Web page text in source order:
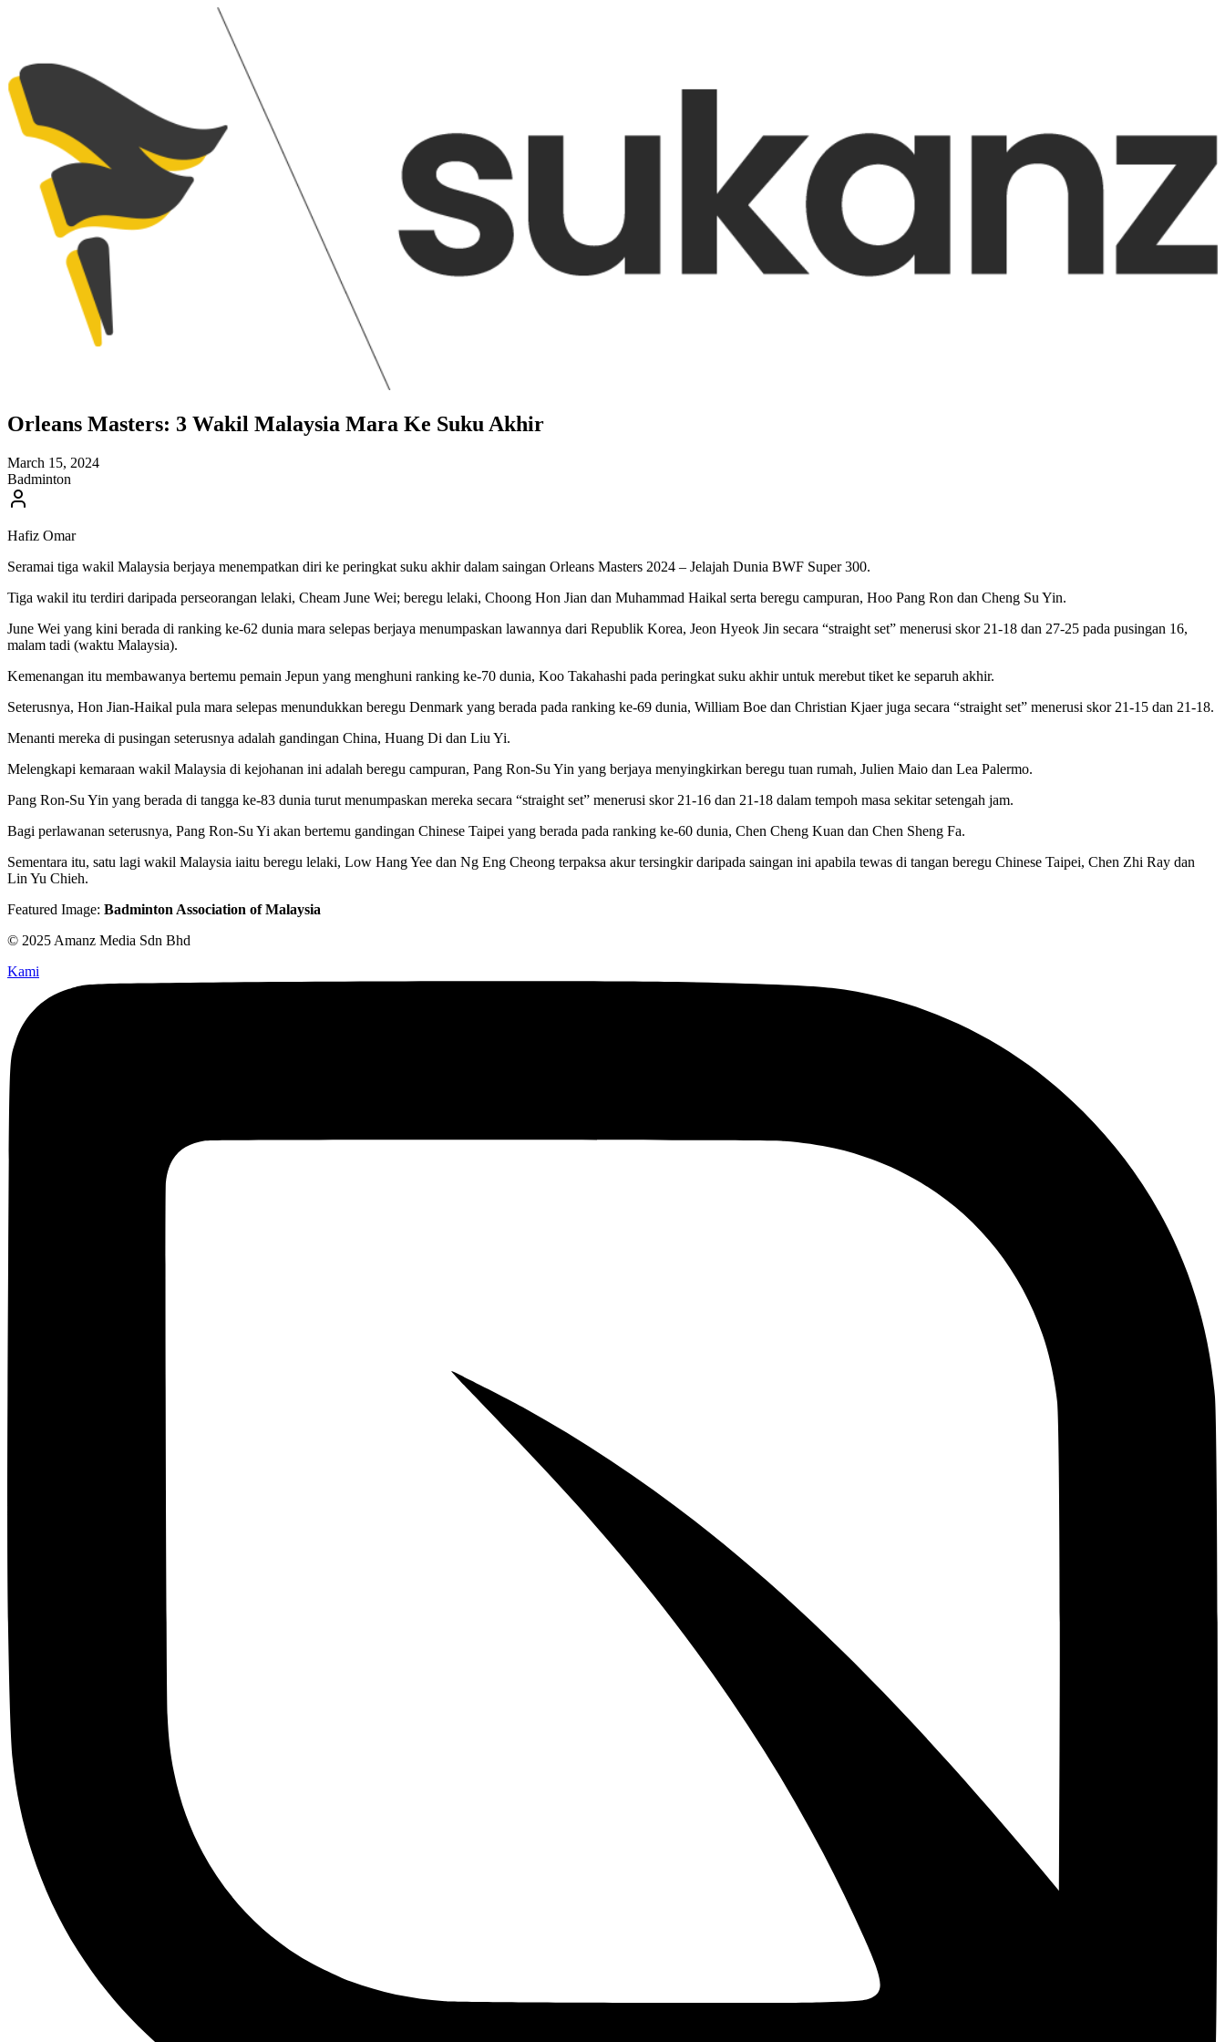
Orleans Masters: 3 Wakil Malaysia Mara Ke Suku Akhir
March 15, 2024
Badminton
Hafiz Omar
Seramai tiga wakil Malaysia berjaya menempatkan diri ke peringkat suku akhir dalam saingan Orleans Masters 2024 – Jelajah Dunia BWF Super 300.
Tiga wakil itu terdiri daripada perseorangan lelaki, Cheam June Wei; beregu lelaki, Choong Hon Jian dan Muhammad Haikal serta beregu campuran, Hoo Pang Ron dan Cheng Su Yin.
June Wei yang kini berada di ranking ke-62 dunia mara selepas berjaya menumpaskan lawannya dari Republik Korea, Jeon Hyeok Jin secara “straight set” menerusi skor 21-18 dan 27-25 pada pusingan 16,
malam tadi (waktu Malaysia).
Kemenangan itu membawanya bertemu pemain Jepun yang menghuni ranking ke-70 dunia, Koo Takahashi pada peringkat suku akhir untuk merebut tiket ke separuh akhir.
Seterusnya, Hon Jian-Haikal pula mara selepas menundukkan beregu Denmark yang berada pada ranking ke-69 dunia, William Boe dan Christian Kjaer juga secara “straight set” menerusi skor 21-15 dan 21-18.
Menanti mereka di pusingan seterusnya adalah gandingan China, Huang Di dan Liu Yi.
Melengkapi kemaraan wakil Malaysia di kejohanan ini adalah beregu campuran, Pang Ron-Su Yin yang berjaya menyingkirkan beregu tuan rumah, Julien Maio dan Lea Palermo.
Pang Ron-Su Yin yang berada di tangga ke-83 dunia turut menumpaskan mereka secara “straight set” menerusi skor 21-16 dan 21-18 dalam tempoh masa sekitar setengah jam.
Bagi perlawanan seterusnya, Pang Ron-Su Yi akan bertemu gandingan Chinese Taipei yang berada pada ranking ke-60 dunia, Chen Cheng Kuan dan Chen Sheng Fa.
Sementara itu, satu lagi wakil Malaysia iaitu beregu lelaki, Low Hang Yee dan Ng Eng Cheong terpaksa akur tersingkir daripada saingan ini apabila tewas di tangan beregu Chinese Taipei, Chen Zhi Ray dan
Lin Yu Chieh.
Featured Image: Badminton Association of Malaysia
© 2025 Amanz Media Sdn Bhd
Kami